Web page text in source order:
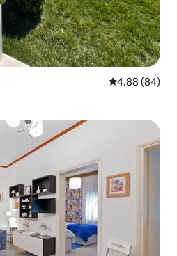
평점 4.88점(5
4.88 (84)